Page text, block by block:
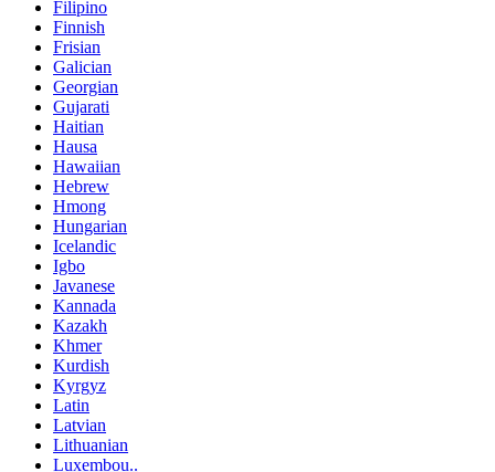
Filipino
Finnish
Frisian
Galician
Georgian
Gujarati
Haitian
Hausa
Hawaiian
Hebrew
Hmong
Hungarian
Icelandic
Igbo
Javanese
Kannada
Kazakh
Khmer
Kurdish
Kyrgyz
Latin
Latvian
Lithuanian
Luxembou..